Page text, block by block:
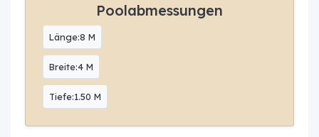
Poolabmessungen
Länge:8 M
Breite:4 M
Tiefe:1.50 M